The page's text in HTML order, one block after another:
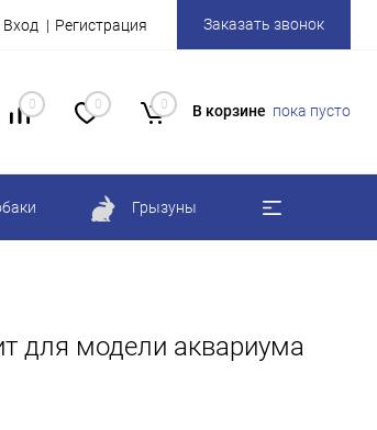
Вход Регистрация Заказать звонок
0 0 0 В корзине пока пусто
Грызуны
для модели аквариума